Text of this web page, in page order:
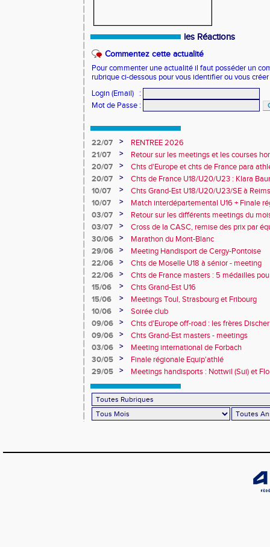
les Réactions
Commentez cette actualité
Pour commenter une actualité il faut posséder un
rubrique ci-dessous pour vous identifier ou vous
Login (Email)
:
Mot de Passe :
22/07 >
RENTREE 2026
21/07
>
Retour sur les meetings et les courses
20/07
>
Chts d'Europe et chts de France para
champion d'Europe et multiples
20/07 >
Chts de France U18/U20/U23 : Klara
10e
10/07 >
Chts Grand-Est U18/U20/U23/SE à
10/07
>
Match interdépartemental U16 + Finale
Obernai
03/07 >
Retour sur les différents meetings du
03/07
>
Cross de la CASC, remise des prix par
collèges
30/06 >
Marathon du Mont-Blanc
29/06
>
Meeting Handisport de Cergy-Pontoise
22/06
>
Chts de Moselle U18 à sénior - meeting
22/06
>
Chts de France masters : 5 médailles
15/06
>
Chts Grand-Est U16
15/06
>
Meetings Toul, Strasbourg et Fribourg
10/06
>
Soirée club
09/06
>
Chts d'Europe off-road : les frères
09/06
>
Chts Grand-Est masters - meetings
03/06
>
Meeting international de Forbach
30/05
>
Finale régionale Equip'athlé
29/05
> Meetings handisports : Nottwil (Sui) et